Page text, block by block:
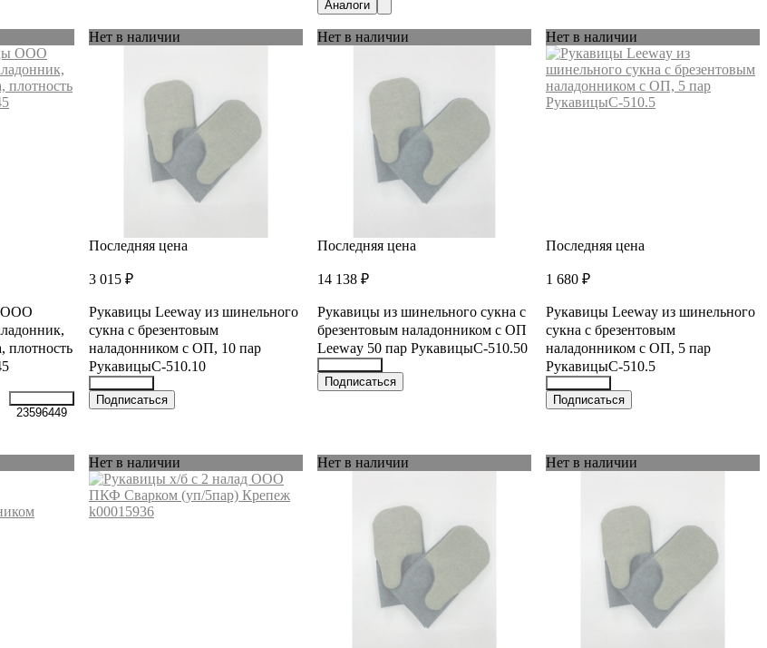
Аналоги
ООО
плотность
23596449
Нет в наличии
Последняя цена
3 015 ₽
Рукавицы Leeway из шинельного
сукна с брезентовым
наладонником с ОП, 10 пар
РукавицыС-510.10
36344640
Подписаться
Нет в наличии
Последняя цена
14 138 ₽
Рукавицы из шинельного сукна с
брезентовым наладонником с ОП
Leeway 50 пар РукавицыС-510.50
36344568
Подписаться
Нет в наличии
Последняя цена
1 680 ₽
Рукавицы Leeway из шинельного
сукна с брезентовым
наладонником с ОП, 5 пар
РукавицыС-510.5
36344598
Подписаться
Нет в наличии Нет в наличии Нет в наличии